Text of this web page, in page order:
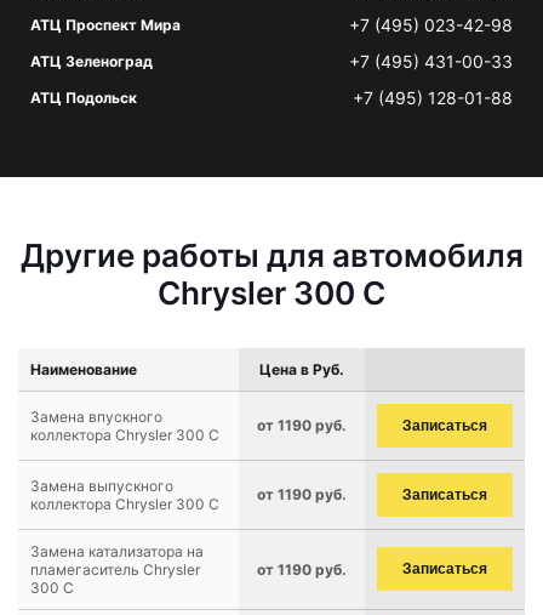
АТЦ Проспект Мира +7 (495) 023-42-98
АТЦ Зеленоград +7 (495) 431-00-33
АТЦ Подольск +7 (495) 128-01-88
Другие работы для автомобиля
Chrysler 300 C
Наименование Цена в Руб.
Замена впускного
коллектора Chrysler 300 C
от 1190 руб. Записаться
Замена выпускного
коллектора Chrysler 300 C
от 1190 руб. Записаться
Замена катализатора на
пламегаситель Chrysler
300 C
от 1190 руб. Записаться